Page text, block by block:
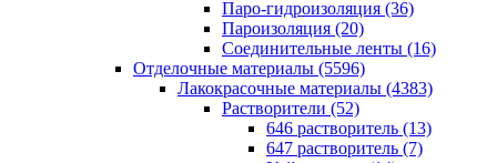
Паро-гидроизоляция (36)
Пароизоляция (20)
Соединительные ленты (16)
Отделочные материалы (5596)
Лакокрасочные материалы (4383)
Растворители (52)
646 растворитель (13)
647 растворитель (7)